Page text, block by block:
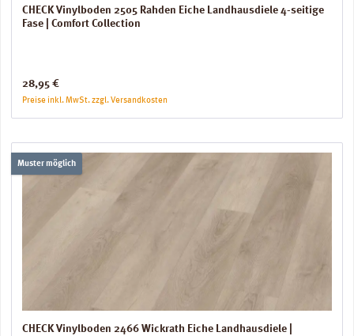
CHECK Vinylboden 2505 Rahden Eiche Landhausdiele 4-seitige
Fase | Comfort Collection
Regulärer Preis:
28,95 €
Preise inkl. MwSt. zzgl. Versandkosten
Muster möglich
CHECK Vinylboden 2466 Wickrath Eiche Landhausdiele |